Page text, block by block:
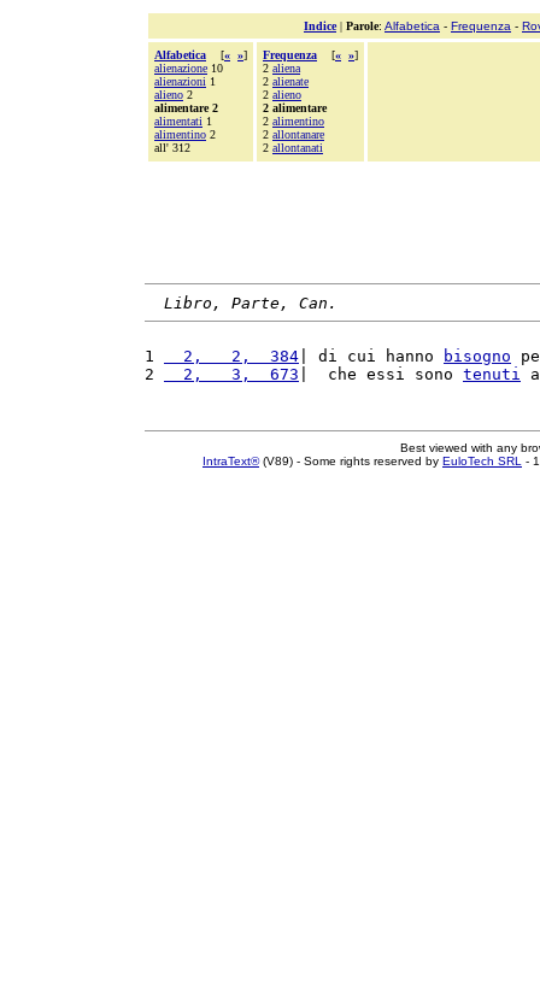
Indice| Parole: Alfabetica - Frequenza -
Alfabetica [« »]
alienazione 10
alienazioni 1
alieno 2
alimentare 2
alimentati 1
alimentino 2
all' 312
Frequenza [« »]
2 aliena
2 alienate
2 alieno
2 alimentare
2 alimentino
2 allontanare
2 allontanati
Libro, Parte, Can.
1
  2,   2,  384
| di cui hanno bisogno
2
  2,   3,  673
|  che essi sono tenuti
Best viewed with any
IntraText®(V89) - Some rights reserved by EuloTech SRL -